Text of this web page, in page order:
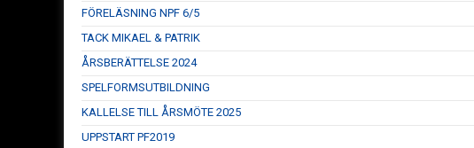
FÖRELÄSNING NPF 6/5
TACK MIKAEL & PATRIK
ÅRSBERÄTTELSE 2024
SPELFORMSUTBILDNING
KALLELSE TILL ÅRSMÖTE 2025
UPPSTART PF2019